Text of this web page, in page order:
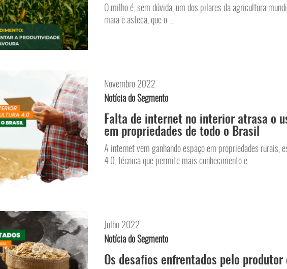
O milho é, sem dúvida, um dos pilares da agricultura
maia e asteca, que o ...
Novembro 2022
Notícia do Segmento
Falta de internet no interior atrasa o
em propriedades de todo o Brasil
A internet vem ganhando espaço em propriedades rurais,
4.0, técnica que permite mais conhecimento e ...
Julho 2022
Notícia do Segmento
Os desafios enfrentados pelo produtor